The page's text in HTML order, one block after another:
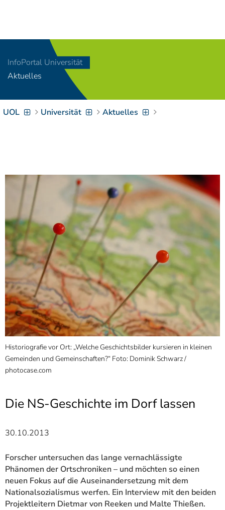
[Access-Key 8
Zum Inhalt springen
Zur Suche springen
[Access-Key 4]
Zur Hauptnavigation
9]
Zur
Brotkrumennavigation
springen
[Access-Key
7]
Informationen zur
Barrierefreiheit
InfoPortal Universität
Aktuelles
UOL Universität Aktuelles
Historiografie vor Ort: „Welche Geschichtsbilder kursieren in kleinen
Gemeinden und Gemeinschaften?“ Foto: Dominik Schwarz /
photocase.com
Die NS-Geschichte im Dorf lassen
30.10.2013
Forscher untersuchen das lange vernachlässigte
Phänomen der Ortschroniken – und möchten so einen
neuen Fokus auf die Auseinandersetzung mit dem
Nationalsozialismus werfen. Ein Interview mit den beiden
Projektleitern Dietmar von Reeken und Malte Thießen.